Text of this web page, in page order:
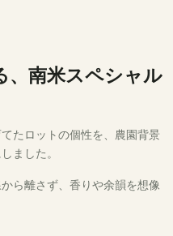
、南米スペシャル
たロットの個性を、農園背景
ました。
ら離さず、香りや余韻を想像